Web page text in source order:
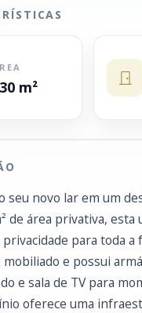
m²
seu novo lar em um
de área privativa,
para toda a
mobiliado e possui
e sala de TV para
oferece uma